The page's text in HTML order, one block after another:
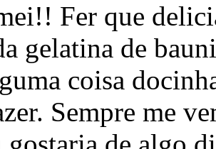
Fer que
gelatina de
coisa
Sempre me